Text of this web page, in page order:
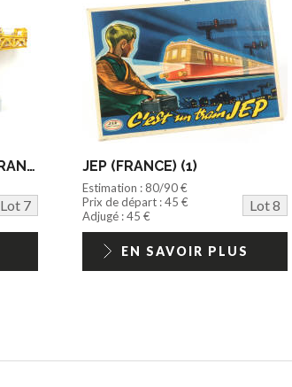
EDITIONS HACHETTE (FRANCE) (1)
Lot 7
JEP (FRANCE) (1)
Estimation : 80/90 €
Prix de départ : 45 €
Lot 8
Adjugé : 45 €
EN SAVOIR PLUS